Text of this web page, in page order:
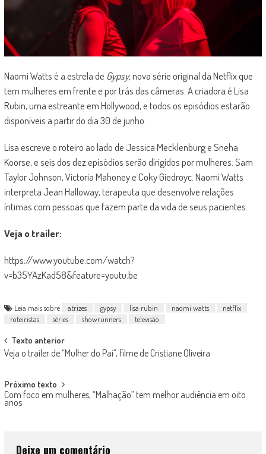
Naomi Watts é a estrela de Gypsy,nova série original da Netflix que
tem mulheres em frente e por trás das câmeras. A criadora é Lisa
Rubin, uma estreante em Hollywood, e todos os episódios estarão
disponíveis a partir do dia 30 de junho.
Lisa escreve o roteiro ao lado de Jessica Mecklenburg e Sneha
Koorse, e seis dos dez episódios serão dirigidos por mulheres: Sam
Taylor Johnson, Victoria Mahoney e Coky Giedroyc. Naomi Watts
interpreta Jean Halloway, terapeuta que desenvolve relações
íntimas com pessoas que fazem parte da vida de seus pacientes.
Veja o trailer:
https://www.youtube.com/watch?
v=b35YAzKad58&feature=youtu.be
Leia mais sobre atrizes gypsy lisa rubin naomi watts
netflix
roteiristas
séries showrunners televisão
Post
navigation
Texto anterior
Veja o trailer de “Mulher do Pai”, filme de Cristiane Oliveira
Próximo texto
Com foco em mulheres, “Malhação” tem melhor audiência em oito
anos
Deixe um comentário